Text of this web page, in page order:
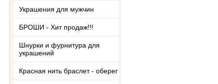
Украшения для мужчин
БРОШИ - Хит продаж!!!
Шнурки и фурнитура для
украшений
Красная нить браслет - оберег